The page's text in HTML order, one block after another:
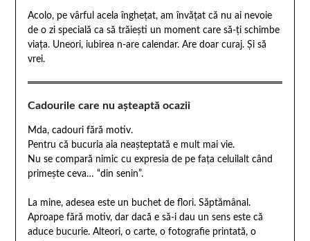
Acolo, pe vârful acela înghețat, am învățat că nu ai nevoie
de o zi specială ca să trăiești un moment care să-ți schimbe
viața. Uneori, iubirea n-are calendar. Are doar curaj. Și să
vrei.
Cadourile care nu așteaptă ocazii
Mda, cadouri fără motiv.
Pentru că bucuria aia neașteptată e mult mai vie.
Nu se compară nimic cu expresia de pe fața celuilalt când
primește ceva… “din senin”.
La mine, adesea este un buchet de flori. Săptămânal.
Aproape fără motiv, dar dacă e să-i dau un sens este că
aduce bucurie. Alteori, o carte, o fotografie printată, o